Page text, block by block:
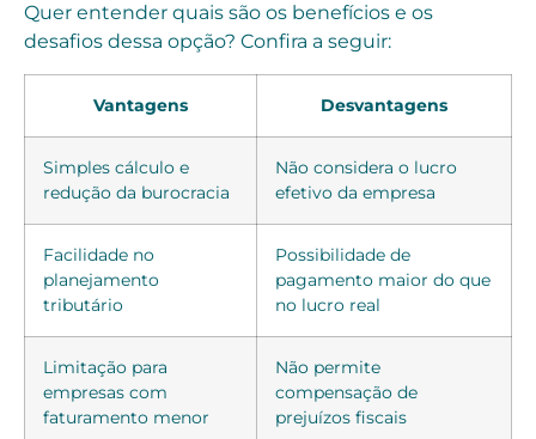
Quer entender quais são os benefícios e os
desafios dessa opção? Confira a seguir:
Vantagens Desvantagens
Simples cálculo e
redução da burocracia
Não considera o lucro
efetivo da empresa
Facilidade no
planejamento
tributário
Possibilidade de
pagamento maior do que
no lucro real
Limitação para
empresas com
faturamento menor
Não permite
compensação de
prejuízos fiscais